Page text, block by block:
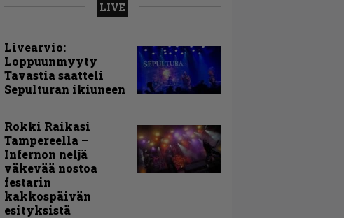
LIVE
Livearvio:
Loppuunmyyty
Tavastia saatteli
Sepulturan ikiuneen
Rokki Raikasi
Tampereella –
Infernon neljä
väkevää nostoa
festarin
kakkospäivän
esityksistä